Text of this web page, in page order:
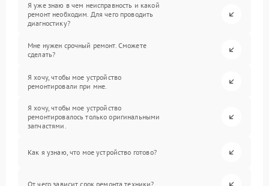
Я уже знаю в чем неисправность и какой
ремонт необходим. Для чего проводить
диагностику?
Мне нужен срочный ремонт. Сможете
сделать?
Я хочу, чтобы мое устройство
ремонтировали при мне.
Я хочу, чтобы мое устройство
ремонтировалось только оригинальными
запчастями.
Как я узнаю, что мое устройство готово?
От чего зависит срок ремонта техники?